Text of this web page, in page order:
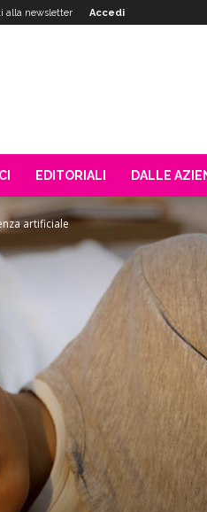
alla newsletter Accedi
EDITORIALI DALLE
artificiale